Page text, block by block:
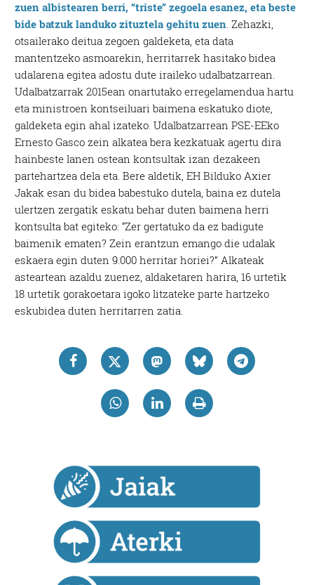
zuen albistearen berri, “triste” zegoela esanez, eta beste
bide batzuk landuko zituztela gehitu zuen . Zehazki,
otsailerako deitua zegoen galdeketa, eta data
mantentzeko asmoarekin, herritarrek hasitako bidea
udalarena egitea adostu dute iraileko udalbatzarrean.
Udalbatzarrak 2015ean onartutako erregelamendua hartu
eta ministroen kontseiluari baimena eskatuko diote,
galdeketa egin ahal izateko. Udalbatzarrean PSE-EEko
Ernesto Gasco zein alkatea bera kezkatuak agertu dira
hainbeste lanen ostean kontsultak izan dezakeen
partehartzea dela eta. Bere aldetik, EH Bilduko Axier
Jakak esan du bidea babestuko dutela, baina ez dutela
ulertzen zergatik eskatu behar duten baimena herri
kontsulta bat egiteko: “Zer gertatuko da ez badigute
baimenik ematen? Zein erantzun emango die udalak
eskaera egin duten 9.000 herritar horiei?” Alkateak
asteartean azaldu zuenez, aldaketaren harira, 16 urtetik
18 urtetik gorakoetara igoko litzateke parte hartzeko
eskubidea duten herritarren zatia.